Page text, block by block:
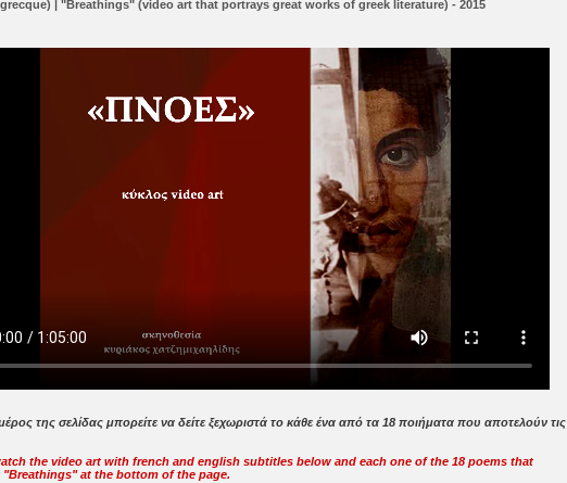
| "Breathings" (video art that portrays great works of greek literature) - 2015
της σελίδας μπορείτε να δείτε ξεχωριστά το κάθε ένα από τα 18 ποιήματα που αποτελούν τις
the video art with french and english subtitles below and each one of the 18 poems that
at the bottom of the page.